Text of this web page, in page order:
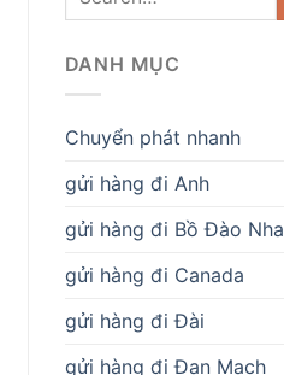
DANH MỤC
Chuyển phát nhanh
gửi hàng đi Anh
gửi hàng đi Bồ Đào Nha
gửi hàng đi Canada
gửi hàng đi Đài
gửi hàng đi Đan Mạch